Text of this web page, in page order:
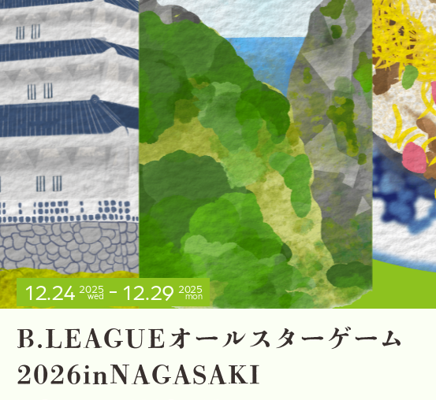
ABOUT
日本橋長崎館とは
LATEST NEWS
お知らせ
PRODUCT INFORMATION
商品情報
イベントスペースのご利用について
12.24 2025
wed 12.29 2025
mon
B.LEAGUE オ ー ル ス タ ー ゲー ム
2026inNAGASAKI